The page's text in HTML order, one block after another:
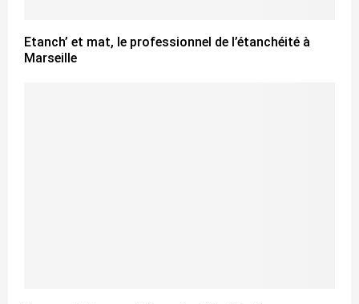
Etanch’ et mat, le professionnel de l’étanchéité à
Marseille